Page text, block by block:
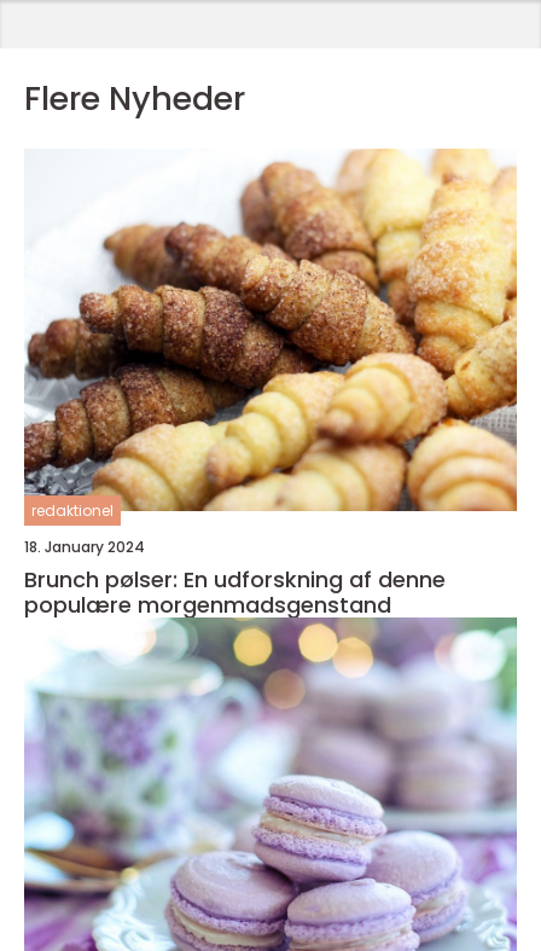
Flere Nyheder
redaktionel
18. January 2024
Brunch pølser: En udforskning af denne
populære morgenmadsgenstand